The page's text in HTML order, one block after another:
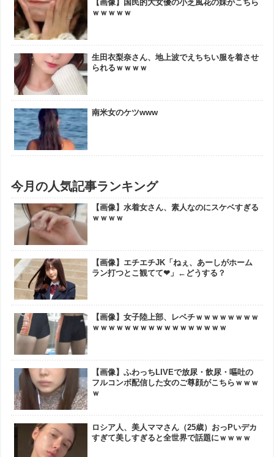
【画像】国民的大女優の小芝風花の妹がこちら
ｗｗｗｗｗ
生田衣梨奈さん、地上波でえちちい服を着させ
られるｗｗｗｗ
南米女のケツwww
今月の人気記事ランキング
【画像】水着女さん、素人なのにスケベすぎる
ｗｗｗｗ
【画像】エチエチJK「ねぇ、あーしがホーム
ラン打つとこ観てて❤」←どうする？
【画像】女子陸上部、レベチｗｗｗｗｗｗｗｗ
ｗｗｗｗｗｗｗｗｗｗｗｗｗｗｗｗｗ
【画像】ふわっちLIVEで放尿・飲尿・嘔吐の
フルコンボ配信した女のご尊顔がこちらｗｗｗ
ｗ
ロシア人、美人ママさん（25歳）おっPいデカ
すぎて美しすぎると全世界で話題にｗｗｗｗ